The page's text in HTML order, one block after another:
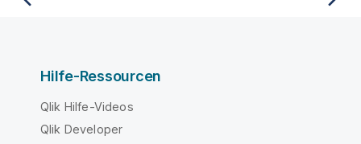
Hilfe-Ressourcen
Qlik Hilfe-Videos
Qlik Developer